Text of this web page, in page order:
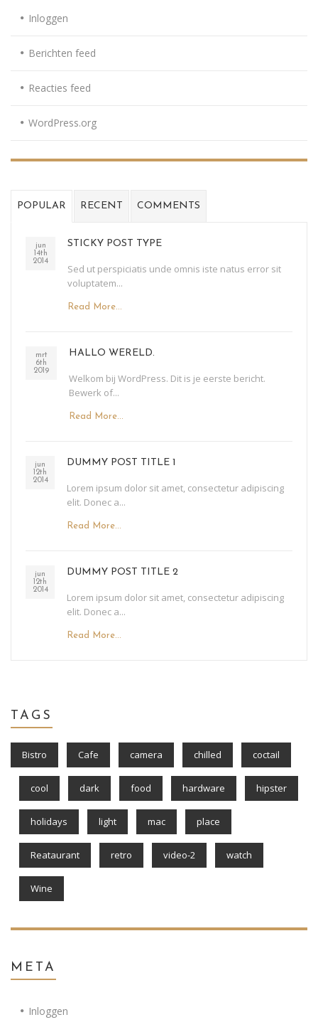
Inloggen
Berichten feed
Reacties feed
WordPress.org
POPULAR RECENT COMMENTS
jun
14th
2014
STICKY POST TYPE
Sed ut perspiciatis unde omnis iste natus error sit
voluptatem...
Read More...
mrt
6th
2019
HALLO WERELD.
Welkom bij WordPress. Dit is je eerste bericht.
Bewerk of...
Read More...
jun
12th
2014
DUMMY POST TITLE 1
Lorem ipsum dolor sit amet, consectetur adipiscing
elit. Donec a...
Read More...
jun
12th
2014
DUMMY POST TITLE 2
Lorem ipsum dolor sit amet, consectetur adipiscing
elit. Donec a...
Read More...
TAGS
Bistro Cafe camera chilled coctail
cool dark food hardware hipster
holidays light mac place
Reataurant retro video-2 watch
Wine
META
Inloggen